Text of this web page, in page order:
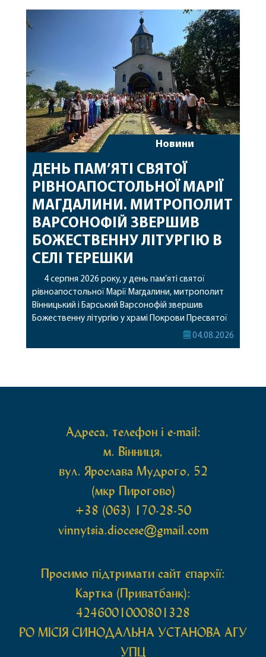
священному сані. Під час богослужіння підносилися
особливі молитви за мир в Україні, за воїнів, які
Новини
ДЕНЬ ПАМ’ЯТІ СВЯТОЇ
РІВНОАПОСТОЛЬНОЇ МАРІЇ
МАГДАЛИНИ. МИТРОПОЛИТ
ВАРСОНОФІЙ ЗВЕРШИВ
БОЖЕСТВЕННУ ЛІТУРГІЮ В
СЕЛІ ТЕРЕШКИ
4 серпня 2026 року, у день пам’яті святої
рівноапостольної Марії Магдалини, митрополит
Вінницький і Барський Варсонофій звершив
Божественну літургію у храмі Покрови Пресвятої
Богородиці села Терешки Барського благочиння.
04.08.2026
Адреса, телефон і e-mail:
м. Вінниця,
вул. Ярослава Мудрого, 52
(мкр Пирогово)
+38 (063) 170-28-50
vinnytsia.diocese@gmail.com
Просимо підтримати сайт єпархії:
Картка (Приватбанк):
4246001000801328
РО МIСIЯ СИНОДАЛЬНА УСТАНОВА АГУ
УПЦ